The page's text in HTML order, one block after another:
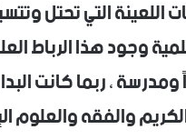
اللعينة التي تحتل
وجود هذا الرباط
، ربما كانت
والفقه